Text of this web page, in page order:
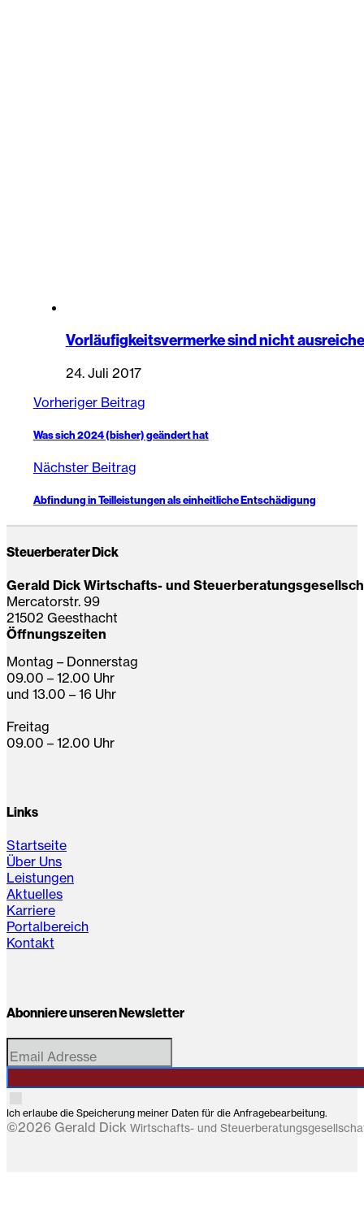
Vorläufigkeitsvermerke sind nicht
24. Juli 2017
Vorheriger Beitrag
Was sich 2024 (bisher) geändert hat
Nächster Beitrag
Abfindung in Teilleistungen als einheitliche Entschädigung
Steuerberater Dick
Gerald Dick Wirtschafts- und
Mercatorstr. 99
21502 Geesthacht
Öffnungszeiten
Montag – Donnerstag
09.00 – 12.00 Uhr
und 13.00 – 16 Uhr
Freitag
09.00 – 12.00 Uhr
Links
Startseite
Über Uns
Leistungen
Aktuelles
Karriere
Portalbereich
Kontakt
Abonniere unseren Newsletter
Ich erlaube die Speicherung meiner Daten für die Anfragebearbeitung.
©2026 Gerald Dick Wirtschafts- und